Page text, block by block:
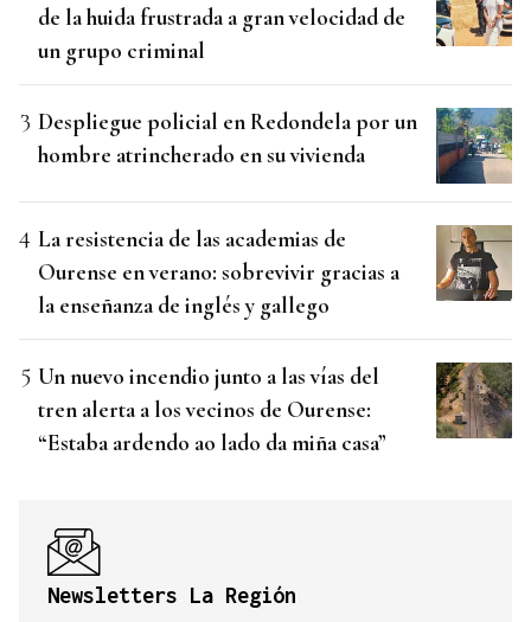
de la huida frustrada a gran velocidad de
un grupo criminal
Despliegue policial en Redondela por un
hombre atrincherado en su vivienda
La resistencia de las academias de
Ourense en verano: sobrevivir gracias a
la enseñanza de inglés y gallego
Un nuevo incendio junto a las vías del
tren alerta a los vecinos de Ourense:
“Estaba ardendo ao lado da miña casa”
Newsletters La Región